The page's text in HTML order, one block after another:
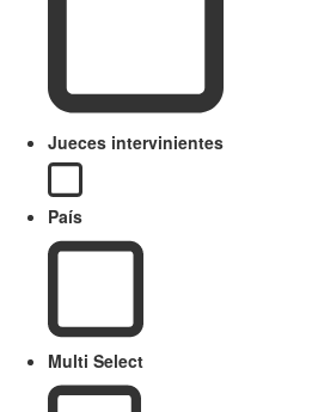
Jueces intervinientes
País
Multi Select